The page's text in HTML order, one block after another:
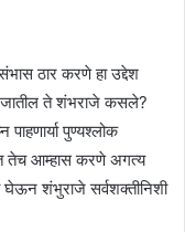
ठार करणे हा उ‌द्देश
ते शंभराजे कसले?
पुण्यश्लोक
तेच आम्हास करणे अगत्य
शंभुराजे सर्वशक्तीनिशी